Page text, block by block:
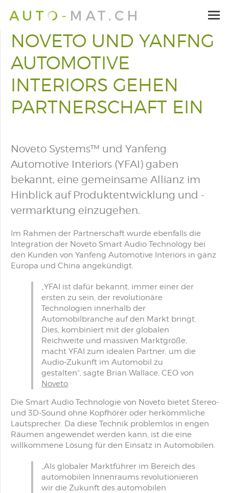
NOVETO UND YANFNG
AUTOMOTIVE
INTERIORS GEHEN
PARTNERSCHAFT EIN
Noveto Systems™ und Yanfeng
Automotive Interiors (YFAI) gaben
bekannt, eine gemeinsame Allianz im
Hinblick auf Produktentwicklung und -
vermarktung einzugehen.
Im Rahmen der Partnerschaft wurde ebenfalls die
Integration der Noveto Smart Audio Technology bei
den Kunden von Yanfeng Automotive Interiors in ganz
Europa und China angekündigt.
„YFAI ist dafür bekannt, immer einer der
ersten zu sein, der revolutionäre
Technologien innerhalb der
Automobilbranche auf den Markt bringt.
Dies, kombiniert mit der globalen
Reichweite und massiven Marktgröße,
macht YFAI zum idealen Partner, um die
Audio-Zukunft im Automobil zu
gestalten“, sagte Brian Wallace, CEO von
Noveto.
Die Smart Audio Technologie von Noveto bietet Stereo-
und 3D-Sound ohne Kopfhörer oder herkömmliche
Lautsprecher. Da diese Technik problemlos in engen
Räumen angewendet werden kann, ist die eine
willkommene Lösung für den Einsatz in Automobilen.
„Als globaler Marktführer im Bereich des
automobilen Innenraums revolutionieren
wir die Zukunft des automobilen